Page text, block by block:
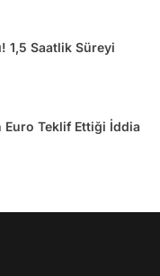
1,5 Saatlik Süreyi
Euro Teklif Ettiği İddia